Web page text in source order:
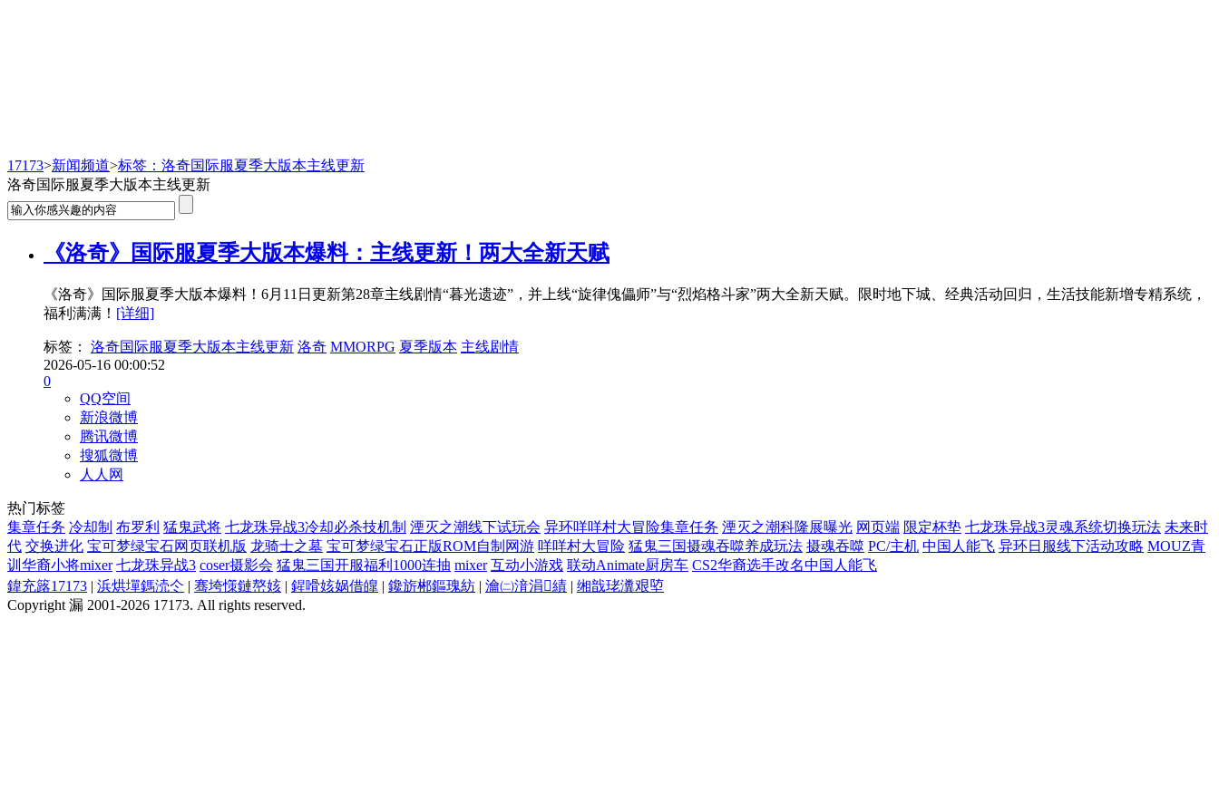
17173>新闻频道>标签：洛奇国际服夏季大版本主线更新
洛奇国际服夏季大版本主线更新
《洛奇》国际服夏季大版本爆料：主线更新！两大全新天赋
《洛奇》国际服夏季大版本爆料！6月11日更新第28章主线剧情“暮光遗迹”，并上线“旋律傀儡师”与“烈焰格斗家”两大全新天赋。限时地下城、经典活动回归，生活技能新增专精系统，
福利满满！ [详细]
标签： 洛奇国际服夏季大版本主线更新 洛奇 MMORPG 夏季版本 主线剧情
2026-05-16 00:00:52
0
QQ空间
新浪微博
腾讯微博
搜狐微博
人人网
热门标签
集章任务 冷却制 布罗利 猛鬼武将 七龙珠异战3冷却必杀技机制 湮灭之潮线下试玩会 异环咩咩村大冒险集章任务 湮灭之潮科隆展曝光 网页端 限定杯垫 七龙珠异战3灵魂系统切换玩法 未来时
代 交换进化 宝可梦绿宝石网页联机版 龙骑士之墓 宝可梦绿宝石正版ROM自制网游 咩咩村大冒险 猛鬼三国摄魂吞噬养成玩法 摄魂吞噬 PC/主机 中国人能飞 异环日服线下活动攻略 MOUZ青
训华裔小将mixer 七龙珠异战3 coser摄影会 猛鬼三国开服福利1000连抽 mixer 互动小游戏 联动Animate厨房车 CS2华裔选手改名中国人能飞
鍏充簬17173 | 浜烘墠鎷涜仒 | 骞垮憡鏈嶅姟 | 鍟嗗姟娲借皥 | 鑱旂郴鏂瑰紡 | 瀹㈡湇涓績 | 缃戠珯瀵艰埅
Copyright 漏 2001-2026 17173. All rights reserved.